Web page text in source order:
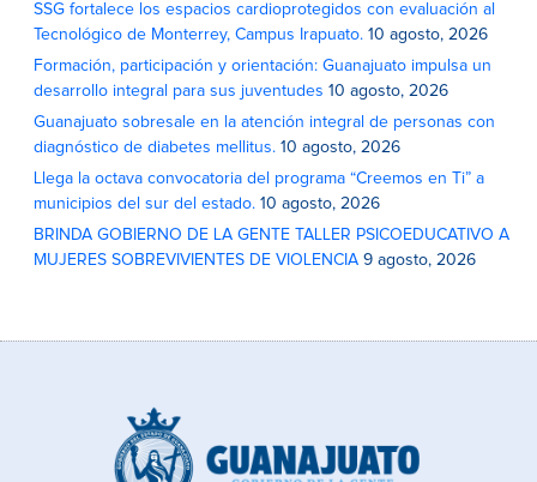
SSG fortalece los espacios cardioprotegidos con evaluación al
Tecnológico de Monterrey, Campus Irapuato. 10 agosto, 2026
Formación, participación y orientación: Guanajuato impulsa un
desarrollo integral para sus juventudes 10 agosto, 2026
Guanajuato sobresale en la atención integral de personas con
diagnóstico de diabetes mellitus. 10 agosto, 2026
Llega la octava convocatoria del programa “Creemos en Ti” a
municipios del sur del estado. 10 agosto, 2026
BRINDA GOBIERNO DE LA GENTE TALLER PSICOEDUCATIVO A
MUJERES SOBREVIVIENTES DE VIOLENCIA 9 agosto, 2026